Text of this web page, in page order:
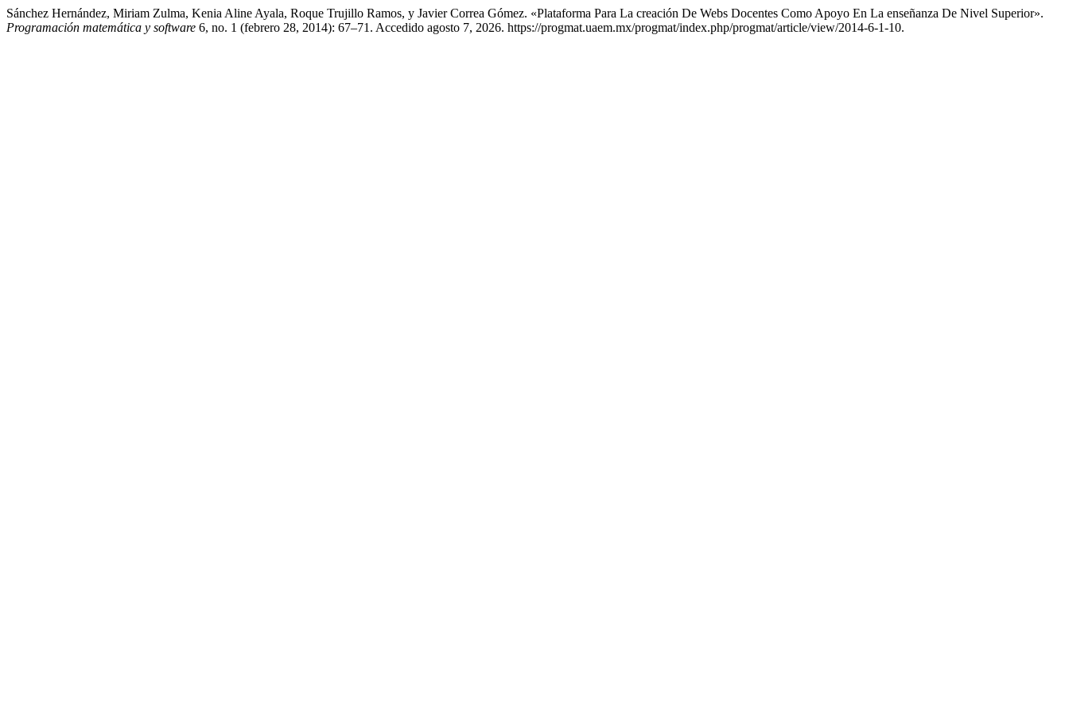
Sánchez Hernández, Miriam Zulma, Kenia Aline Ayala, Roque Trujillo Ramos, y Javier Correa Gómez. «Plataforma Para La creación De Webs Docentes Como Apoyo En La enseñanza De Nivel Superior».
Programación matemática y software 6, no. 1 (febrero 28, 2014): 67–71. Accedido agosto 7, 2026. https://progmat.uaem.mx/progmat/index.php/progmat/article/view/2014-6-1-10.